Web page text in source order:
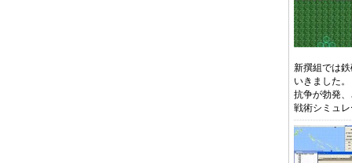
新撰組では
いきました
抗争が勃発
戦術シミュ